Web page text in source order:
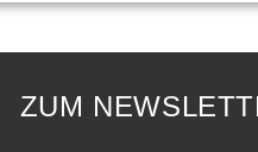
ZUM